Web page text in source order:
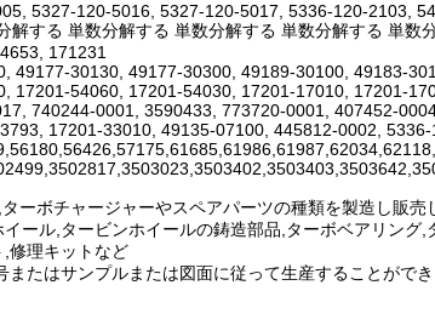
5327-120-5016, 5327-120-5017, 5336-120-2103,
解する 単数分解する 単数分解する 単数分解する 単
171231
49177-30130, 49177-30300, 49189-30100, 49183-
17201-54060, 17201-54030, 17201-17010, 17201-
740244-0001, 3590433, 773720-0001, 407452-
17201-33010, 49135-07100, 445812-0002, 5336-
ーボチャージャーやスペアパーツの種類を製造し販
ール,タービンホイールの鋳造部品,ターボベアリン
修理キットなど
またはサンプルまたは図面に従って生産することができ